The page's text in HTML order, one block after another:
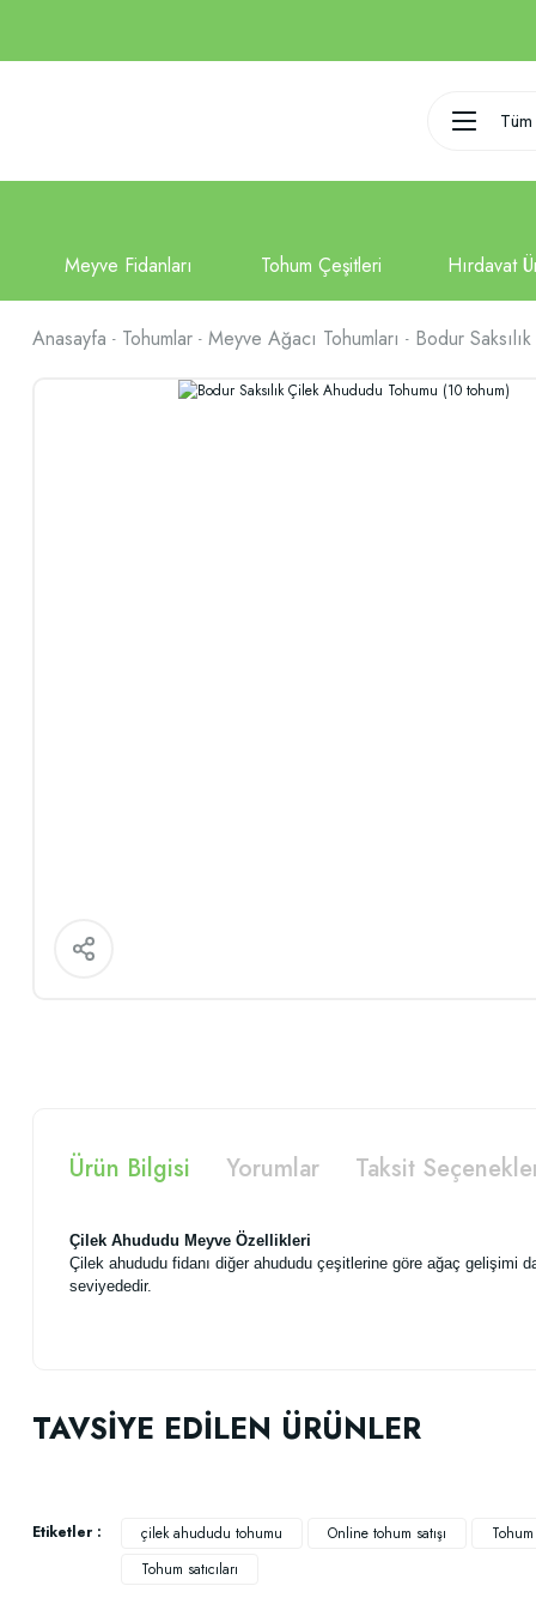
Anasayfa Tohumlar Meyve Ağacı Tohumları Bodur
Ürün Bilgisi Yorumlar Taksit
Çilek Ahududu Meyve Özellikleri
Çilek ahududu fidanı diğer ahududu çeşitlerine göre ağaç gelişimi
seviyededir.
Ürün bilgilerinde hatalar bulunuyor.
Ürün fiyatı diğer sitelerden daha pahalı.
TAVSİYE EDİLEN ÜRÜNLER
Etiketler : çilek ahududu tohumu Online tohum satışı
Tohum satıcıları